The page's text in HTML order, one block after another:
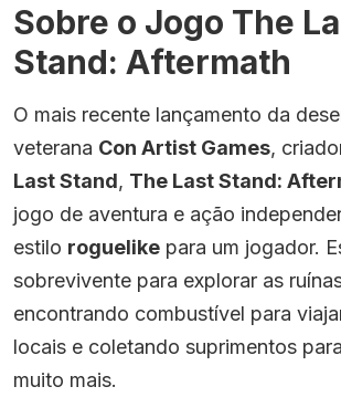
Sobre o Jogo The
Stand: Aftermath
O mais recente lançamento da
veterana Con Artist Games,
Last Stand, The Last Stand:
jogo de aventura e ação
estilo roguelike para um jogador.
sobrevivente para explorar as
encontrando combustível para
locais e coletando suprimentos
muito mais.